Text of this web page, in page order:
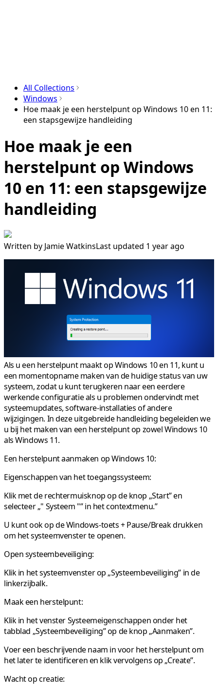
All Collections
Windows
Hoe maak je een herstelpunt op Windows 10 en 11:
een stapsgewijze handleiding
Hoe maak je een
herstelpunt op Windows
10 en 11: een stapsgewijze
handleiding
Written by Jamie WatkinsLast updated 1 year ago
Als u een herstelpunt maakt op Windows 10 en 11, kunt u
een momentopname maken van de huidige status van uw
systeem, zodat u kunt terugkeren naar een eerdere
werkende configuratie als u problemen ondervindt met
systeemupdates, software-installaties of andere
wijzigingen. In deze uitgebreide handleiding begeleiden we
u bij het maken van een herstelpunt op zowel Windows 10
als Windows 11.
Een herstelpunt aanmaken op Windows 10:
Eigenschappen van het toegangssysteem:
Klik met de rechtermuisknop op de knop „Start” en
selecteer „" Systeem "” in het contextmenu.”
U kunt ook op de Windows-toets + Pause/Break drukken
om het systeemvenster te openen.
Open systeembeveiliging:
Klik in het systeemvenster op „Systeembeveiliging” in de
linkerzijbalk.
Maak een herstelpunt:
Klik in het venster Systeemeigenschappen onder het
tabblad „Systeembeveiliging” op de knop „Aanmaken”.
Voer een beschrijvende naam in voor het herstelpunt om
het later te identificeren en klik vervolgens op „Create”.
Wacht op creatie: